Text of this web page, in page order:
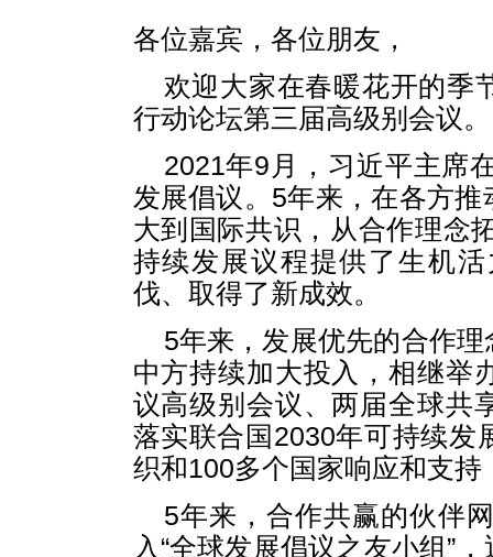
各位嘉宾，各位朋友，
欢迎大家在春暖花开的季
行动论坛第三届高级别会议。
2021年9月，习近平主席
发展倡议。5年来，在各方
大到国际共识，从合作理念
持续发展议程提供了生机
伐、取得了新成效。
5年来，发展优先的合作
中方持续加大投入，相继举
议高级别会议、两届全球共
落实联合国2030年可持续发
织和100多个国家响应和支
5年来，合作共赢的伙伴
入“全球发展倡议之友小组”